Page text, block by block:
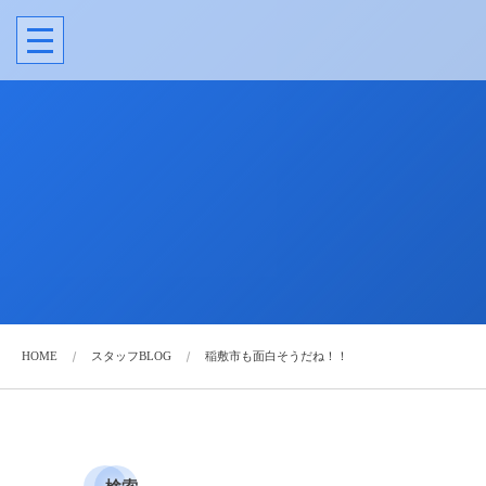
HOME スタッフBLOG 稲敷市も面白そうだね！！